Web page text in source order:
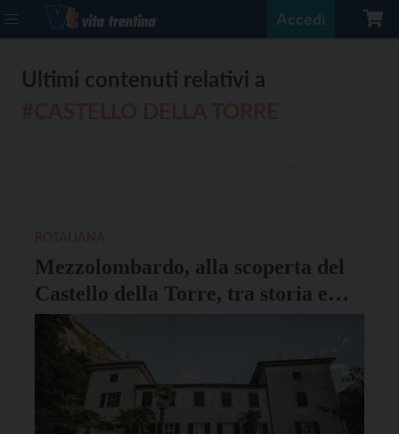
Accedi
Ultimi contenuti relativi a
Mezzolombardo, alla scoperta del
Castello della Torre, tra storia e
bollicine